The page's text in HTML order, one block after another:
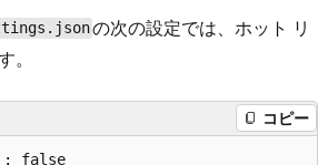
の次の設定では、ホット リ
。
コピー